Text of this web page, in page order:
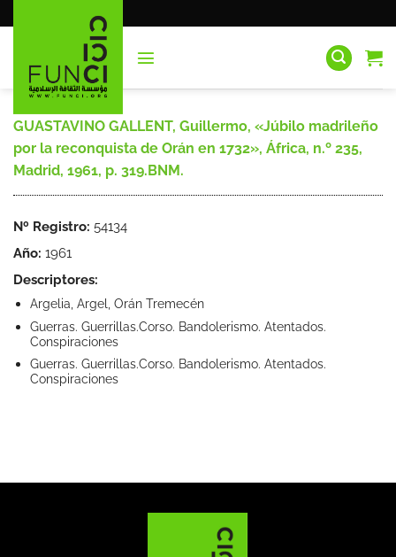
al
GUASTAVINO GALLENT, Guillermo, «Júbilo madrileño
por la reconquista de Orán en 1732», África, n.º 235,
Madrid, 1961, p. 319.BNM.
Nº Registro: 54134
Año: 1961
Descriptores:
Argelia, Argel, Orán Tremecén
Guerras. Guerrillas.Corso. Bandolerismo. Atentados.
Conspiraciones
Guerras. Guerrillas.Corso. Bandolerismo. Atentados.
Conspiraciones